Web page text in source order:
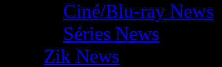
Ciné/Blu-ray News
Séries News
Zik News